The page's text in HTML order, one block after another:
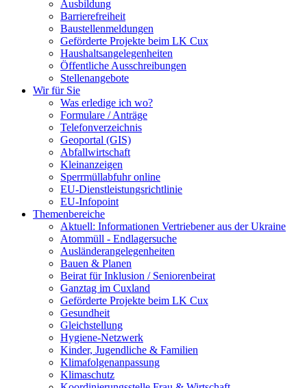
Ausbildung
Barrierefreiheit
Baustellenmeldungen
Geförderte Projekte beim LK Cux
Haushaltsangelegenheiten
Öffentliche Ausschreibungen
Stellenangebote
Wir für Sie
Was erledige ich wo?
Formulare / Anträge
Telefonverzeichnis
Geoportal (GIS)
Abfallwirtschaft
Kleinanzeigen
Sperrmüllabfuhr online
EU-Dienstleistungsrichtlinie
EU-Infopoint
Themenbereiche
Aktuell: Informationen Vertriebener aus der Ukraine
Atommüll - Endlagersuche
Ausländerangelegenheiten
Bauen & Planen
Beirat für Inklusion / Seniorenbeirat
Ganztag im Cuxland
Geförderte Projekte beim LK Cux
Gesundheit
Gleichstellung
Hygiene-Netzwerk
Kinder, Jugendliche & Familien
Klimafolgenanpassung
Klimaschutz